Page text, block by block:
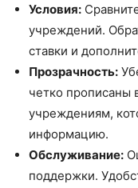
Условия:
учреждений.
ставки и
Прозрачность:
четко прописаны
учреждениям,
информацию.
Обслуживание:
поддержки.